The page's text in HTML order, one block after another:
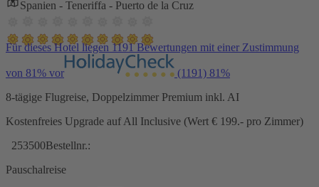
Spanien - Teneriffa - Puerto de la Cruz
Für dieses Hotel liegen 1191 Bewertungen mit einer Zustimmung
von 81% vor (1191) 81%
8-tägige Flugreise, Doppelzimmer Premium inkl. AI
Kostenfreies Upgrade auf All Inclusive (Wert € 199.- pro Zimmer)
253500Bestellnr.:
Pauschalreise